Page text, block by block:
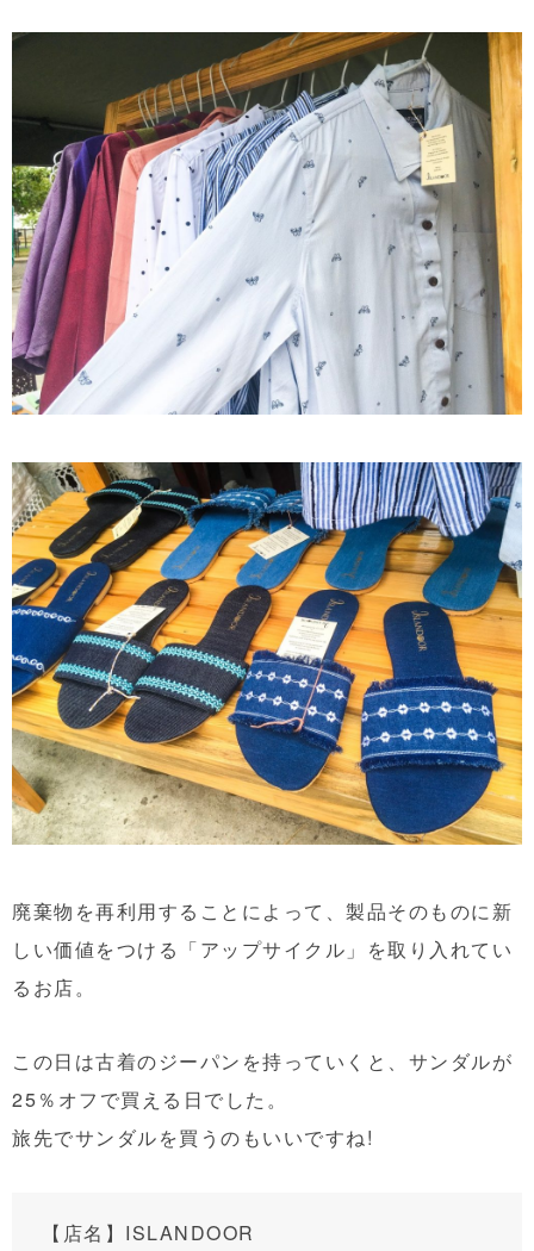
廃棄物を再利用することによって、製品そのものに新
しい価値をつける「アップサイクル」を取り入れてい
るお店。
この日は古着のジーパンを持っていくと、サンダルが
25％オフで買える日でした。
旅先でサンダルを買うのもいいですね!
【店名】ISLANDOOR